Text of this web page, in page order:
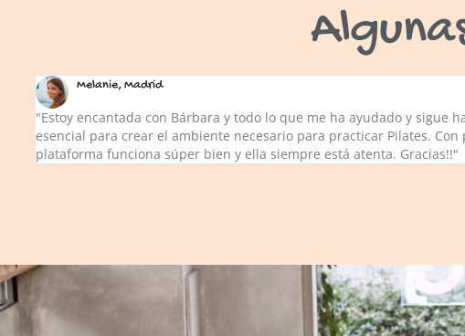
Melanie, Madrid
"Estoy encantada con Bárbara y todo lo que me ha ayudado y sigue
esencial para crear el ambiente necesario para practicar Pilates.
plataforma funciona súper bien y ella siempre está atenta. Gracias!!"